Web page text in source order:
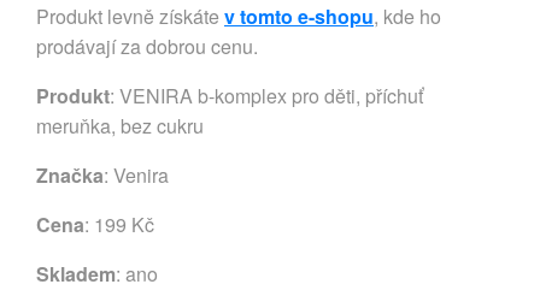
Produkt levně získáte v tomto e-shopu, kde ho
prodávají za dobrou cenu.
Produkt: VENIRA b-komplex pro děti, příchuť
meruňka, bez cukru
Značka: Venira
Cena: 199 Kč
Skladem: ano